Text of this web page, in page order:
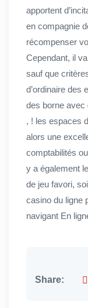
apportent
en compagnie
récompenser
Cependant, il
sauf que
d’ordinaire des
des borne avec
, ! les espaces
alors une
comptabilités
y a également
de jeu favori,
casino du ligne
navigant En
Share: